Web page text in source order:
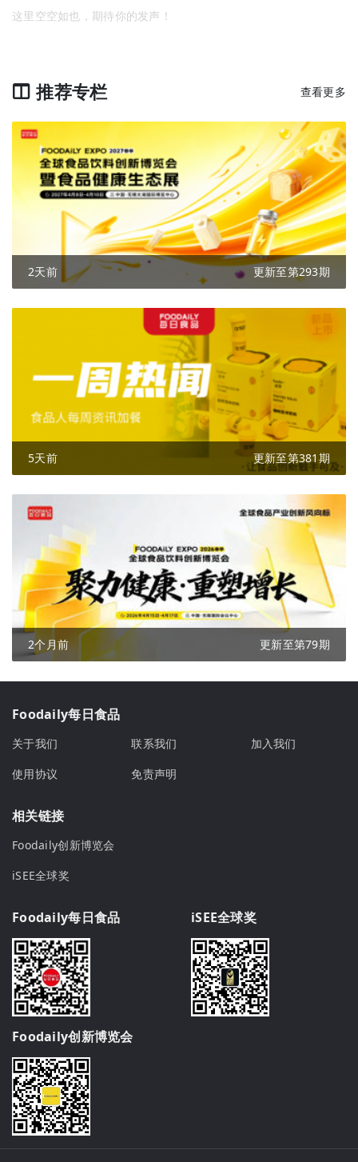
这里空空如也，期待你的发声！
推荐专栏 查看更多
2天前 更新至第293期
5天前 更新至第381期
2个月前 更新至第79期
Foodaily每日食品
关于我们 联系我们
加入我们
使用协议
免责声明
相关链接
Foodaily创新博览会
iSEE全球奖
Foodaily每日食品 iSEE全球奖
Foodaily创新博览会